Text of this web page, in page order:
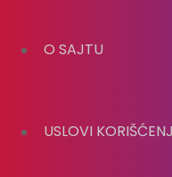
O SAJTU
USLOVI